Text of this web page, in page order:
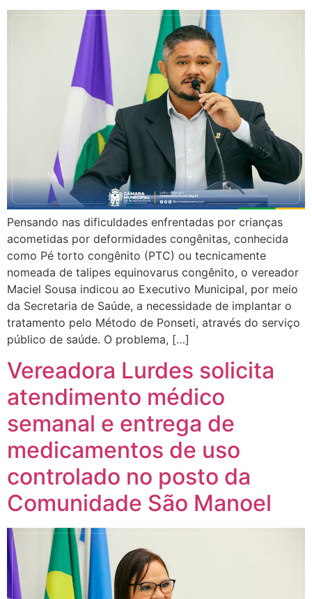
Pensando nas dificuldades enfrentadas por crianças
acometidas por deformidades congênitas, conhecida
como Pé torto congênito (PTC) ou tecnicamente
nomeada de talipes equinovarus congênito, o vereador
Maciel Sousa indicou ao Executivo Municipal, por meio
da Secretaria de Saúde, a necessidade de implantar o
tratamento pelo Método de Ponseti, através do serviço
público de saúde. O problema, […]
Vereadora Lurdes solicita
atendimento médico
semanal e entrega de
medicamentos de uso
controlado no posto da
Comunidade São Manoel